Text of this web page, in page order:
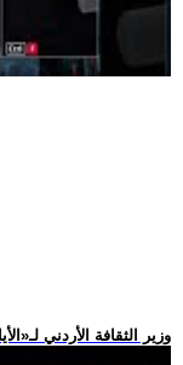
.. وزير الثقافة الأردني